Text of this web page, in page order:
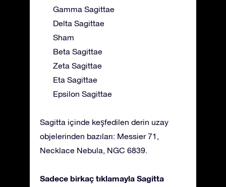
Gamma Sagittae
Delta Sagittae
Sham
Beta Sagittae
Zeta Sagittae
Eta Sagittae
Epsilon Sagittae
Sagitta içinde keşfedilen derin uzay
objelerinden bazıları: Messier 71,
Necklace Nebula, NGC 6839.
Sadece birkaç tıklamayla Sagitta